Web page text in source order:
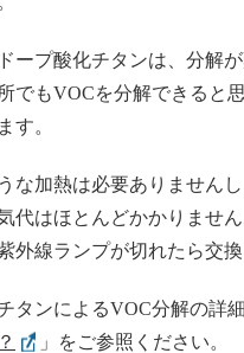
ープ酸化チタンは、分解
でもVOCを分解できると
す。
な加熱は必要ありません
代はほとんどかかりませ
外線ランプが切れたら交
タンによるVOC分解の詳
」をご参照ください。